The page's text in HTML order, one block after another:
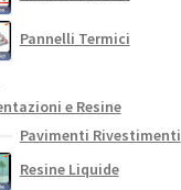
Pannelli Termici
e Resine
Pavimenti Rivestimenti
Resine Liquide